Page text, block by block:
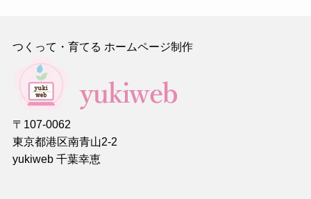
つくって・育てる ホームページ制作
〒107-0062
東京都港区南青山2-2
yukiweb 千葉幸恵